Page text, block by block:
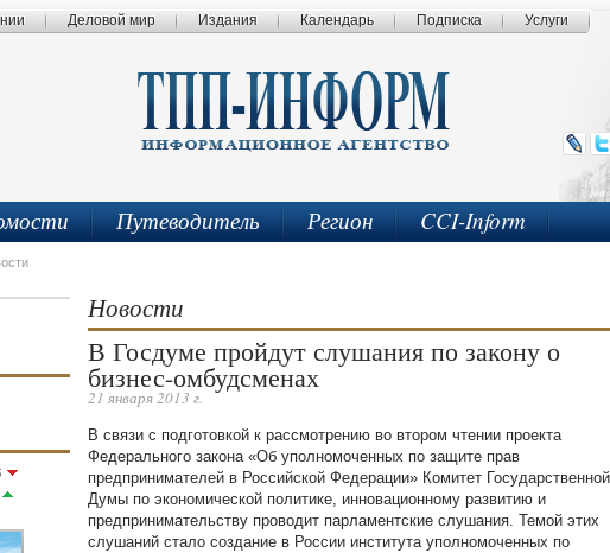
Деловой мир Издания Календарь Подписка Услуги
Путеводитель Регион CCI-Inform
Новости
В Госдуме пройдут слушания по закону о
бизнес-омбудсменах
21 января 2013 г.
В связи с подготовкой к рассмотрению во втором чтении проекта
Федерального закона «Об уполномоченных по защите прав
предпринимателей в Российской Федерации» Комитет Государственной
Думы по экономической политике, инновационному развитию и
предпринимательству проводит парламентские слушания. Темой этих
слушаний стало создание в России института уполномоченных по